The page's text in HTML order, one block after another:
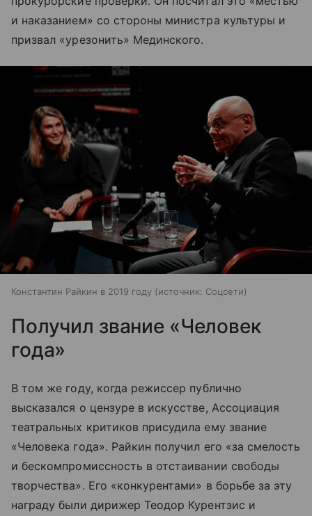
и наказанием» со стороны министра культуры и
призвал «урезонить» Мединского.
Константин Райкин в 2019 году источник: Соцсети
Получил звание «Человек
года»
В том же году, когда режиссер публично
высказался о цензуре в искусстве, Ассоциация
театральных критиков присудила ему звание
«Человека года». Райкин получил его «за смелость
и бескомпромиссность в отстаивании свободы
творчества». Его «конкурентами» в борьбе за эту
награду были дирижер Теодор Курентзис и